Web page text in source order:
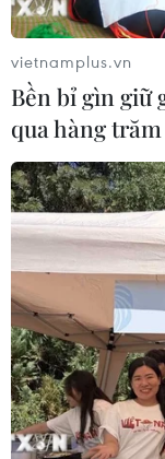
vietnamplus.vn
Bền bỉ gìn giữ
qua hàng